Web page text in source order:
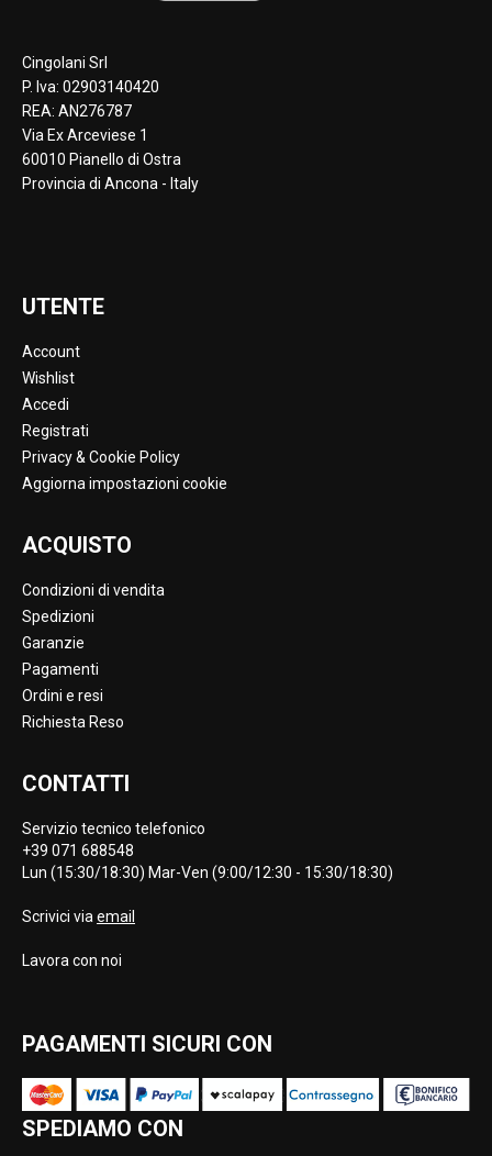
Cingolani Srl
P. Iva: 02903140420
REA: AN276787
Via Ex Arceviese 1
60010 Pianello di Ostra
Provincia di Ancona - Italy
UTENTE
Account
Wishlist
Accedi
Registrati
Privacy & Cookie Policy
Aggiorna impostazioni cookie
ACQUISTO
Condizioni di vendita
Spedizioni
Garanzie
Pagamenti
Ordini e resi
Richiesta Reso
CONTATTI
Servizio tecnico telefonico
+39 071 688548
Lun (15:30/18:30) Mar-Ven (9:00/12:30 - 15:30/18:30)
Scrivici via email
Lavora con noi
PAGAMENTI SICURI CON
SPEDIAMO CON